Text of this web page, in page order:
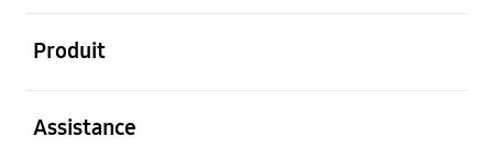
Produit
Assistance